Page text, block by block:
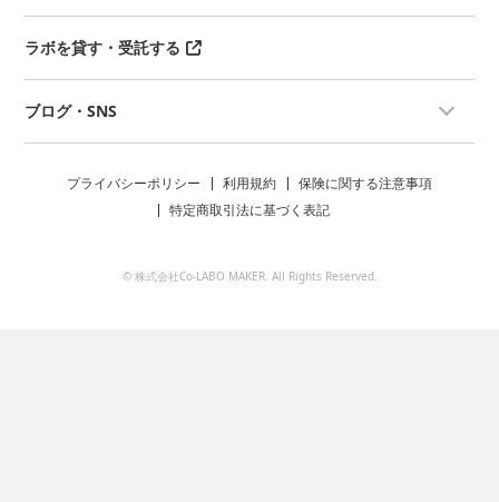
ラボを貸す・受託する
ブログ・SNS
プライバシーポリシー 利用規約
保険に関する注意事項
特定商取引法に基づく表記
© 株式会社Co-LABO MAKER. All Rights Reserved.